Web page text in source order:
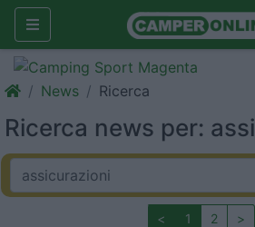
News Ricerca
Ricerca news per:
< 1 2 >